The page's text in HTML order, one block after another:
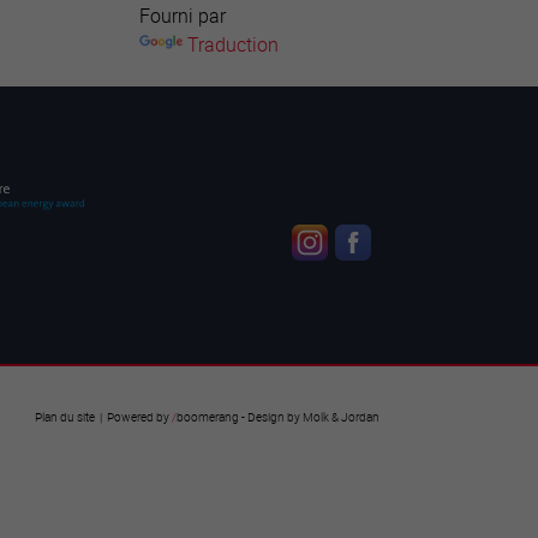
Fourni par
Traduction
Plan du site | Powered by /boomerang - Design by Molk & Jordan